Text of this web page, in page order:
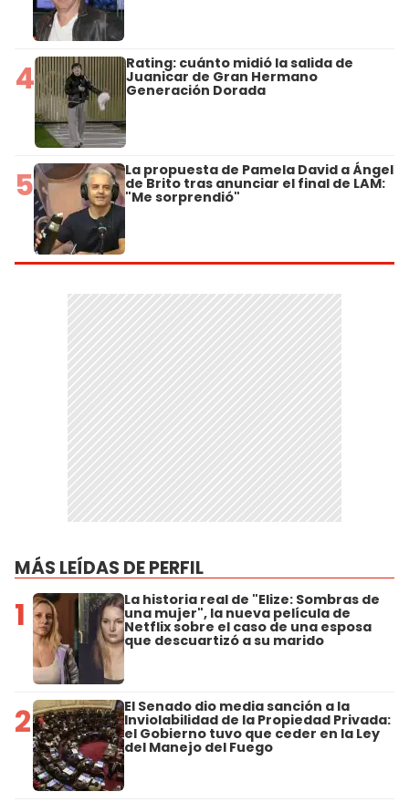
4 Rating: cuánto midió la salida de
Juanicar de Gran Hermano
Generación Dorada
5 La propuesta de Pamela David a Ángel
de Brito tras anunciar el final de LAM:
"Me sorprendió"
MÁS LEÍDAS DE PERFIL
1 La historia real de "Elize: Sombras de
una mujer", la nueva película de
Netflix sobre el caso de una esposa
que descuartizó a su marido
2 El Senado dio media sanción a la
Inviolabilidad de la Propiedad Privada:
el Gobierno tuvo que ceder en la Ley
del Manejo del Fuego